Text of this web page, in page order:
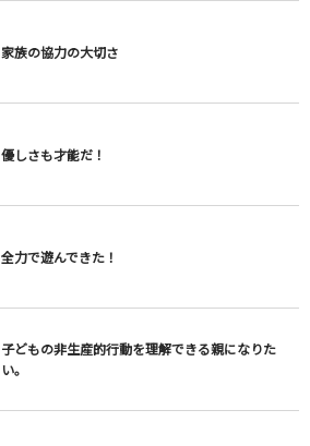
家族の協力の大切さ
優しさも才能だ！
全力で遊んできた！
子どもの非生産的行動を理解できる親になりた
い。